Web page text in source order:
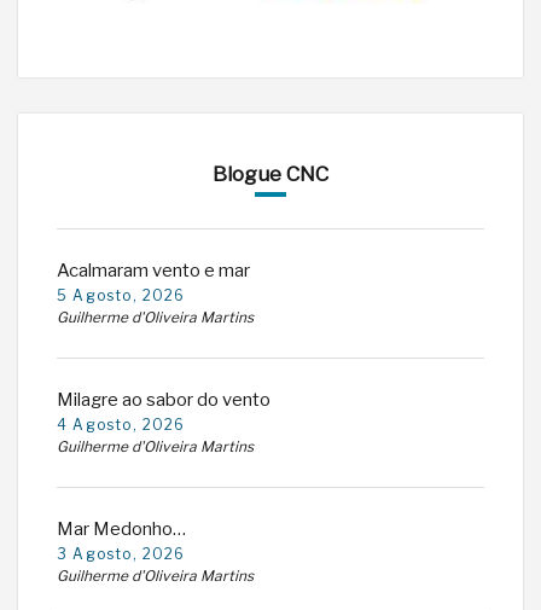
Blogue CNC
Acalmaram vento e mar
5 Agosto, 2026
Guilherme d'Oliveira Martins
Milagre ao sabor do vento
4 Agosto, 2026
Guilherme d'Oliveira Martins
Mar Medonho…
3 Agosto, 2026
Guilherme d'Oliveira Martins